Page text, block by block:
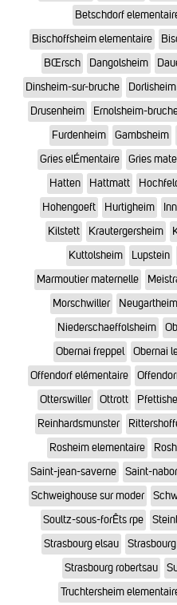
Betschdorf
Bischoffsheim elementaire
BŒrsch
Dangolsheim
Dinsheim-sur-bruche
Drusenheim
Ernolsheim-
Furdenheim
Gambsheim
Gries elÉmentaire
Gries
Hatten
Hattmatt
Hohengoeft
Hurtigheim
Kilstett
Krautergersheim
Kuttolsheim
Lupstein
Marmoutier maternelle
Morschwiller
Neugartheim
Niederschaeffolsheim
Obernai freppel
Obernai
Offendorf elémentaire
Otterswiller
Ottrott
Reinhardsmunster
Rosheim elementaire
Saint-jean-saverne
Saint-nabor
Schweighouse sur moder
Soultz-sous-forÊts rpe
Strasbourg elsau
Strasbourg robertsau
Truchtersheim